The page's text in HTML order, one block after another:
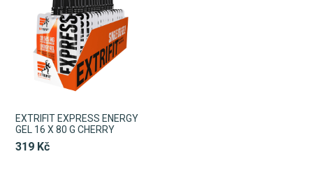
EXTRIFIT EXPRESS ENERGY
GEL 16 X 80 G CHERRY
319 Kč